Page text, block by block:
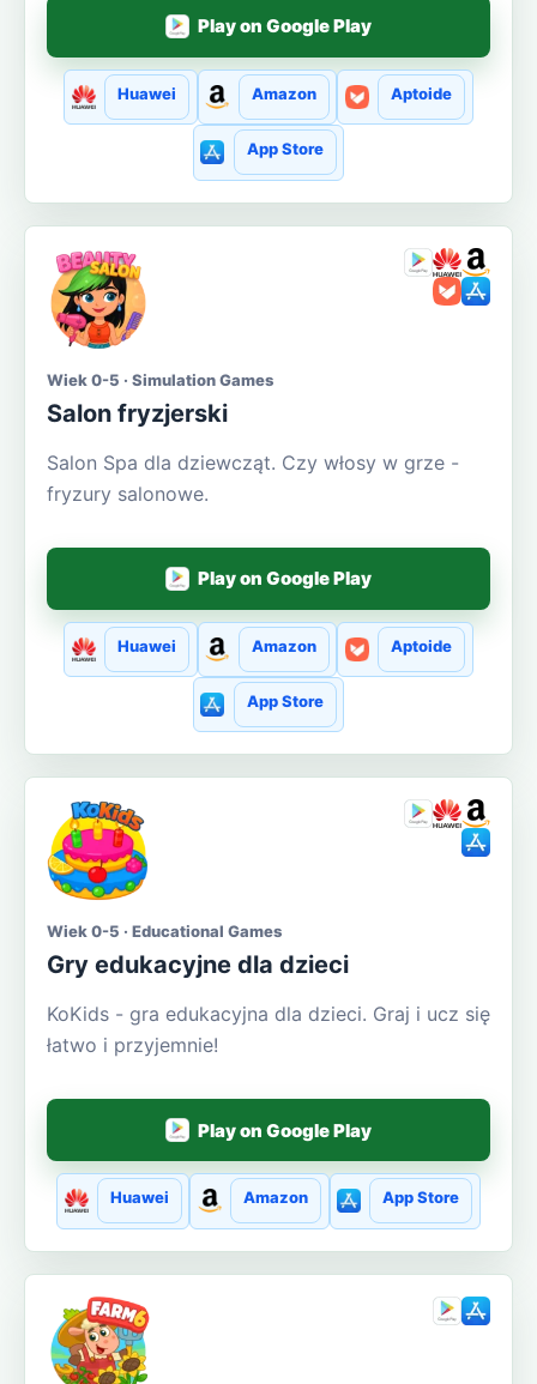
Play on Google Play
Huawei Amazon Aptoide
App Store
Wiek 0-5 · Simulation Games
Salon fryzjerski
Salon Spa dla dziewcząt. Czy włosy w grze -
fryzury salonowe.
Play on Google Play
Huawei Amazon Aptoide
App Store
Wiek 0-5 · Educational Games
Gry edukacyjne dla dzieci
KoKids - gra edukacyjna dla dzieci. Graj i ucz się
łatwo i przyjemnie!
Play on Google Play
Huawei Amazon App Store